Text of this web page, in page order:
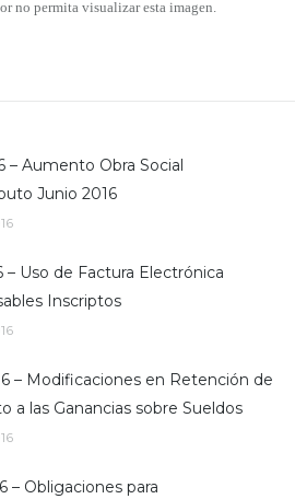
– Aumento Obra Social
Junio 2016
– Uso de Factura Electrónica
Inscriptos
– Modificaciones en Retención de
a las Ganancias sobre Sueldos
– Obligaciones para